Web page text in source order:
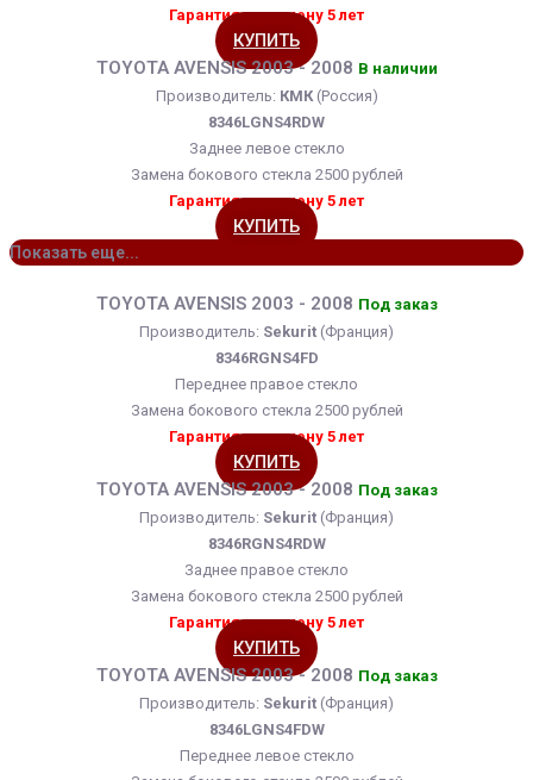
Гарантия на замену 5 лет
КУПИТЬ
TOYOTA AVENSIS 2003 - 2008 В наличии
Производитель: КМК(Россия)
8346LGNS4RDW
Заднее левое стекло
Замена бокового стекла 2500 рублей
Гарантия на замену 5 лет
КУПИТЬ
Показать еще...
TOYOTA AVENSIS 2003 - 2008 Под заказ
Производитель: Sekurit (Франция)
8346RGNS4FD
Переднее правое стекло
Замена бокового стекла 2500 рублей
Гарантия на замену 5 лет
КУПИТЬ
TOYOTA AVENSIS 2003 - 2008 Под заказ
Производитель: Sekurit (Франция)
8346RGNS4RDW
Заднее правое стекло
Замена бокового стекла 2500 рублей
Гарантия на замену 5 лет
КУПИТЬ
TOYOTA AVENSIS 2003 - 2008 Под заказ
Производитель: Sekurit (Франция)
8346LGNS4FDW
Переднее левое стекло